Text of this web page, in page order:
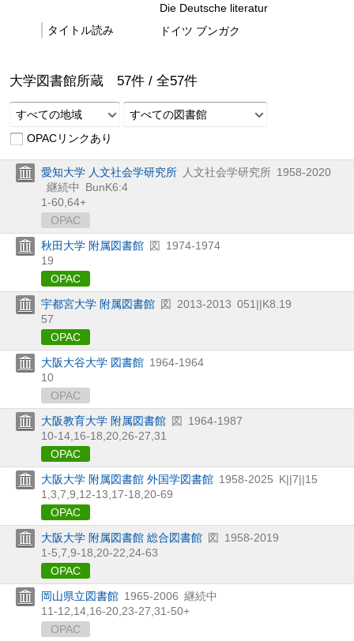
Die Deutsche literatur
タイトル読み
ドイツ ブンガク
大学図書館所蔵 57件 / 全57件
すべての地域
すべての図書館
OPACリンクあり
愛知大学 人文社会学研究所 人文社会学研究所 1958-2020
継続中
BunK6:4
1-60, 64+
OPAC
秋田大学 附属図書館 図 1974-1974
19
OPAC
宇都宮大学 附属図書館 図 2013-2013 051||K8.19
57
OPAC
大阪大谷大学 図書館 1964-1964
10
OPAC
大阪教育大学 附属図書館 図 1964-1987
10-14, 16-18, 20, 26-27, 31
OPAC
大阪大学 附属図書館 外国学図書館 1958-2025 K||7||15
1, 3, 7, 9, 12-13, 17-18, 20-69
OPAC
大阪大学 附属図書館 総合図書館 図 1958-2019
1-5, 7, 9-18, 20-22, 24-63
OPAC
岡山県立図書館 1965-2006 継続中
11-12, 14, 16-20, 23-27, 31-50+
OPAC